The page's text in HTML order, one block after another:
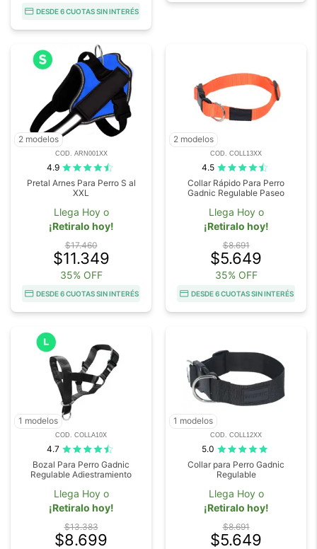
DESDE 6 CUOTAS SIN INTERÉS
2 modelos
COD. ARN001XX
4.9
Pretal Arnes Para Perro S al
XXL
Llega Hoy o
¡Retiralo hoy!
$17.460
$11.349
35% OFF
DESDE 6 CUOTAS SIN INTERÉS
2 modelos
COD. COLL13XX
4.5
Collar Rápido Para Perro
Gadnic Regulable Paseo
Llega Hoy o
¡Retiralo hoy!
$8.691
$5.649
35% OFF
DESDE 6 CUOTAS SIN INTERÉS
1 modelos
COD. COLLA10X
4.7
Bozal Para Perro Gadnic
Regulable Adiestramiento
Llega Hoy o
¡Retiralo hoy!
$13.383
$8.699
1 modelos
COD. COLL12XX
5.0
Collar para Perro Gadnic
Regulable
Llega Hoy o
¡Retiralo hoy!
$8.691
$5.649